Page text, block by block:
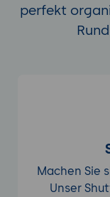
perfekt
Machen Sie
Unser